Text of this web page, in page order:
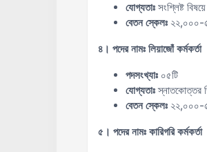
যোগ্যতাঃসংশ্লিষ্ট
বেতন স্কেলঃ২২,০০০-
৪। পদের নামঃ লিয়াজোঁ কর্মকর্তা
পদসংখ্যাঃ০৫টি
যোগ্যতাঃস্নাতকোত্তর
বেতন স্কেলঃ২২,০০০-
৫। পদের নামঃ কারিগরি কর্মকর্তা